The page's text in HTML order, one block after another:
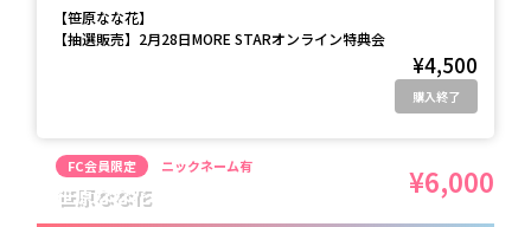
【笹原なな花】
【抽選販売】2月28日MORE STARオンライン特典会
¥4,500
購入終了
FC会員限定 ニックネーム有
笹原なな花 ¥6,000